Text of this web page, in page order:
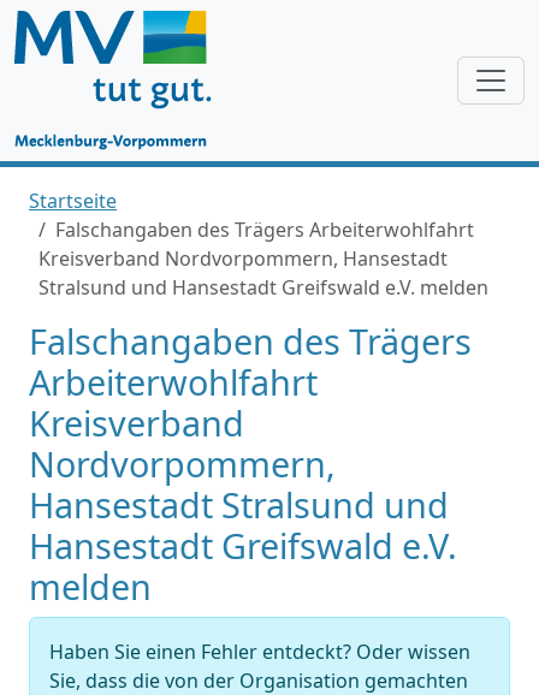
Startseite
Falschangaben des Trägers Arbeiterwohlfahrt
Kreisverband Nordvorpommern, Hansestadt
Stralsund und Hansestadt Greifswald e.V. melden
Falschangaben des Trägers
Arbeiterwohlfahrt
Kreisverband
Nordvorpommern,
Hansestadt Stralsund und
Hansestadt Greifswald e.V.
melden
Haben Sie einen Fehler entdeckt? Oder wissen
Sie, dass die von der Organisation gemachten